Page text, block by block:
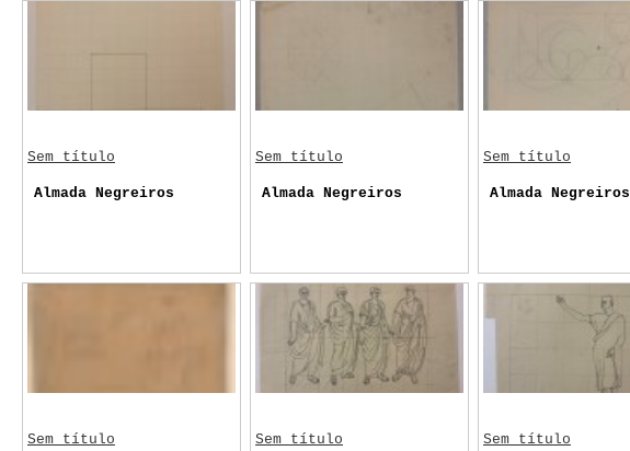
Sem título
Almada Negreiros
Sem título
Almada Negreiros
Sem título
Almada Negreiros
Sem título Sem título Sem título